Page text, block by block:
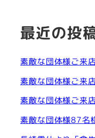
最近の投
素敵な団体様ご来
素敵な団体様ご来
素敵な団体様ご来
素敵な団体様87名